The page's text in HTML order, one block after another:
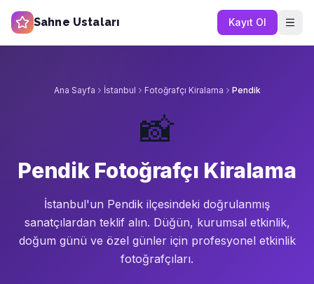
Sahne Ustaları Kayıt Ol
Ana Sayfa İstanbul Fotoğrafçı Kiralama Pendik
📸
Pendik Fotoğrafçı Kiralama
İstanbul'un Pendik ilçesindeki doğrulanmış
sanatçılardan teklif alın. Düğün, kurumsal etkinlik,
doğum günü ve özel günler için profesyonel etkinlik
fotoğrafçıları.